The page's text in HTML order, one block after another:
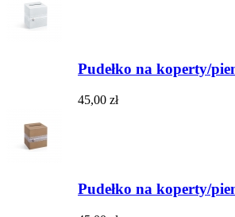
Pudełko na koperty/
45,00 zł
Pudełko na koperty/